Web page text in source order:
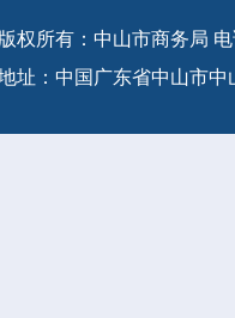
版权所有：中山市商务局 电
址：中国广东省中山市